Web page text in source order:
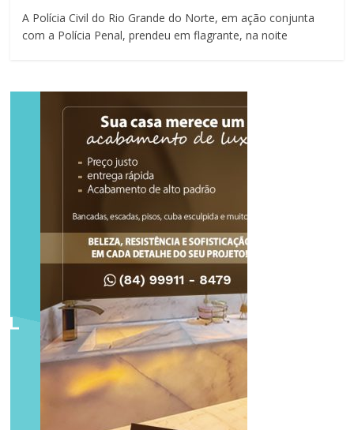
A Polícia Civil do Rio Grande do Norte, em ação conjunta
com a Polícia Penal, prendeu em flagrante, na noite